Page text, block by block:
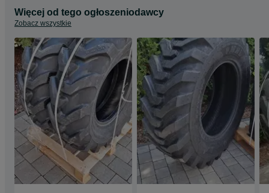
Więcej od tego ogłoszeniodawcy
Zobacz wszystkie